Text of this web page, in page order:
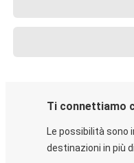
Ti connettiamo
Le possibilità sono
destinazioni in più